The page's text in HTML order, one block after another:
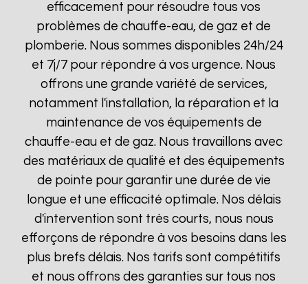
efficacement pour résoudre tous vos
problèmes de chauffe-eau, de gaz et de
plomberie. Nous sommes disponibles 24h/24
et 7j/7 pour répondre à vos urgence. Nous
offrons une grande variété de services,
notamment l'installation, la réparation et la
maintenance de vos équipements de
chauffe-eau et de gaz. Nous travaillons avec
des matériaux de qualité et des équipements
de pointe pour garantir une durée de vie
longue et une efficacité optimale. Nos délais
d'intervention sont très courts, nous nous
efforçons de répondre à vos besoins dans les
plus brefs délais. Nos tarifs sont compétitifs
et nous offrons des garanties sur tous nos